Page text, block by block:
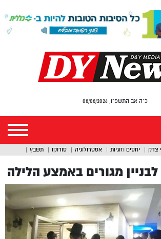
כ"ה אב התשפ"ו, 08/08/2026
צדק יחסים וזוגיות אסטרולוגיה סודוקו תשבץ
מגורים באמצע הלילה